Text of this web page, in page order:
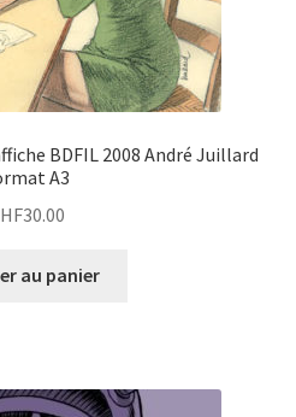
BDFIL 2008 André Juillard
A3
30.00
au panier